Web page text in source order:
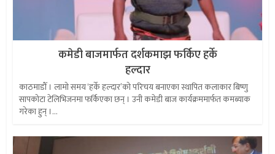
कमेडी बाजमार्फत दर्शकमाझ फर्किए हर्के
हल्दार
काठमाडौँ । लामो समय ‘हर्के हल्दार’को परिचय बनाएका स्थापित कलाकार बिष्णु
सापकोटा टेलिभिजनमा फर्किएका छन् । उनी कमेडी बाज कार्यक्रममार्फत कमब्याक
गरेका हुन् ।...